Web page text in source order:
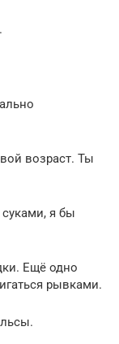
возраст. Ты
я бы
Ещё одно
рывками.